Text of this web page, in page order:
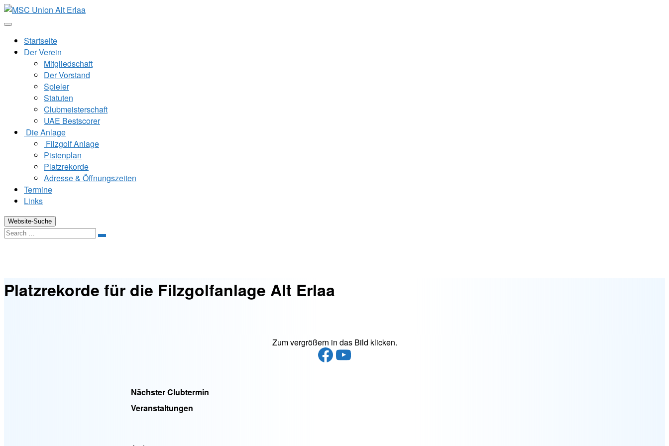
Zum
Inhalt
Startseite
Der Verein
Mitgliedschaft
Der Vorstand
Spieler
Statuten
Clubmeisterschaft
UAE Bestscorer
Die Anlage
Filzgolf Anlage
Pistenplan
Platzrekorde
Adresse & Öffnungszeiten
Termine
Links
Website-Suche
Search
Platzrekorde für die Filzgolfanlage Alt Erlaa
Zum vergrößern in das Bild klicken.
Facebook
YouTube
Nächster Clubtermin
Veranstaltungen